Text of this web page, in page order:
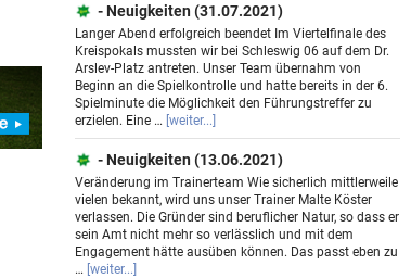
- Neuigkeiten(31.07.2021)
Langer Abend erfolgreich beendet Im Viertelfinale des
Kreispokals mussten wir bei Schleswig 06 auf dem Dr.
Arslev-Platz antreten. Unser Team übernahm von
Beginn an die Spielkontrolle und hatte bereits in der 6.
Spielminute die Möglichkeit den Führungstreffer zu
erzielen. Eine … [weiter...]
- Neuigkeiten(13.06.2021)
Veränderung im Trainerteam Wie sicherlich mittlerweile
vielen bekannt, wird uns unser Trainer Malte Köster
verlassen. Die Gründer sind beruflicher Natur, so dass er
sein Amt nicht mehr so verlässlich und mit dem
Engagement hätte ausüben können. Das passt eben zu
… [weiter...]